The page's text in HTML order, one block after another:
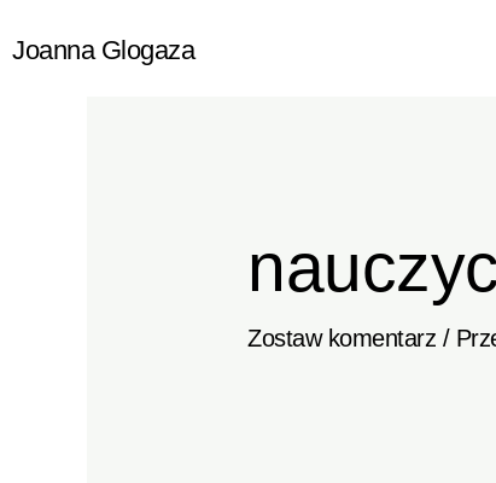
doJoanna Glogaza
Zostaw komentarz /